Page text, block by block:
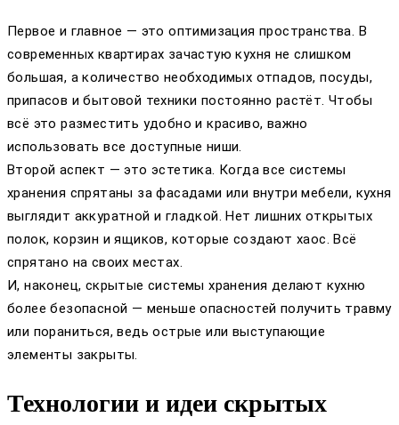
Первое и главное — это оптимизация пространства. В
современных квартирах зачастую кухня не слишком
большая, а количество необходимых отпадов, посуды,
припасов и бытовой техники постоянно растёт. Чтобы
всё это разместить удобно и красиво, важно
использовать все доступные ниши.
Второй аспект — это эстетика. Когда все системы
хранения спрятаны за фасадами или внутри мебели, кухня
выглядит аккуратной и гладкой. Нет лишних открытых
полок, корзин и ящиков, которые создают хаос. Всё
спрятано на своих местах.
И, наконец, скрытые системы хранения делают кухню
более безопасной — меньше опасностей получить травму
или пораниться, ведь острые или выступающие
элементы закрыты.
Технологии и идеи скрытых